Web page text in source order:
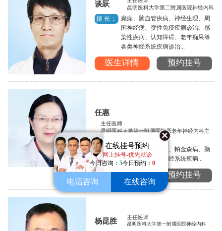
在线挂号预约
网上挂号-优先就诊
今日咨询： 5今日预约： 0
电话咨询 在线咨询
谈跃
昆明医科大学第二附属医院神经内科
擅 长：
癫痫、脑血管疾病、神经生理、周
围神经病、变性免疫疾病诊治、感
染性疾病、认知障碍、老年痴呆等
各类神经系统疾病诊治...
医生详情 预约挂号
任惠
主任医师
昆明医科大学第一附属医院原老年神经内科主
任
擅 长： 癫痫的诊断与治疗、帕金森病、脑
血管病以及各类神经系统疾病...
医生详情 预约挂号
杨昆胜 主任医师
昆明医科大学第一附属医院神经内科